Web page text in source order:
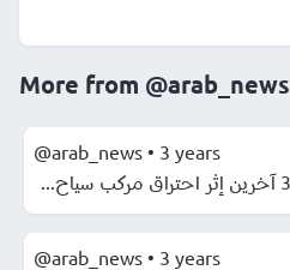
More from @arab_news
@arab_news • 3 years
@arab_news • 3 years